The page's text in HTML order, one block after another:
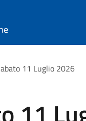
11 Luglio 2026